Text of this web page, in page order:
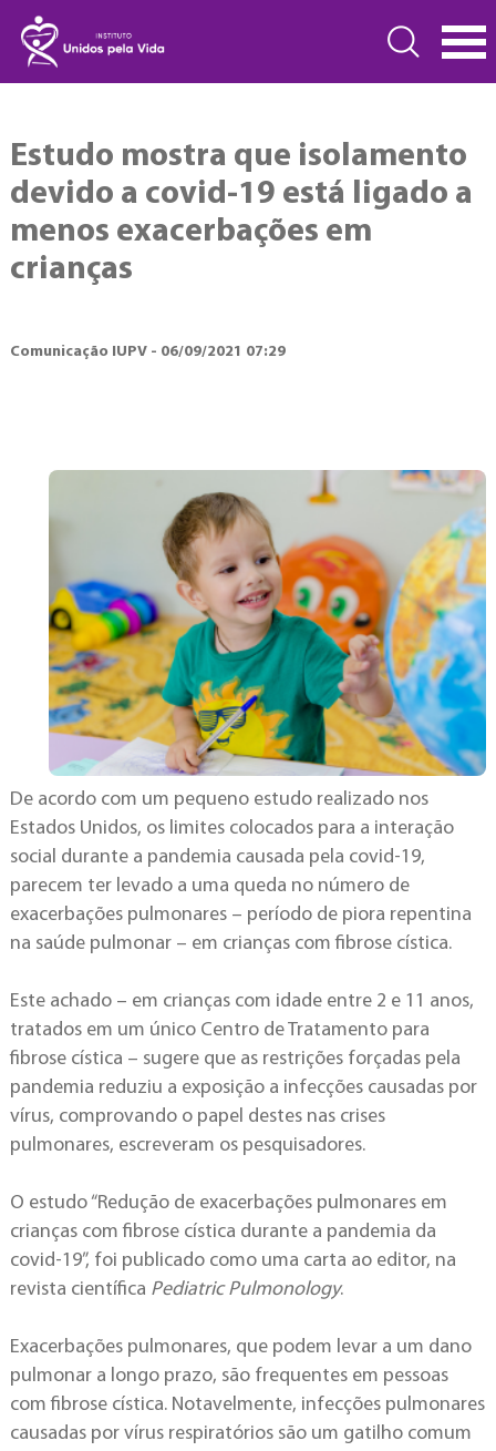
Estudo mostra que isolamento
devido a covid-19 está ligado a
menos exacerbações em
crianças
Comunicação IUPV - 06/09/2021 07:29
De acordo com um pequeno estudo realizado nos
Estados Unidos, os limites colocados para a interação
social durante a pandemia causada pela covid-19,
parecem ter levado a uma queda no número de
exacerbações pulmonares – período de piora repentina
na saúde pulmonar – em crianças com fibrose cística.
Este achado – em crianças com idade entre 2 e 11 anos,
tratados em um único Centro de Tratamento para
fibrose cística – sugere que as restrições forçadas pela
pandemia reduziu a exposição a infecções causadas por
vírus, comprovando o papel destes nas crises
pulmonares, escreveram os pesquisadores.
O estudo “Redução de exacerbações pulmonares em
crianças com fibrose cística durante a pandemia da
covid-19”, foi publicado como uma carta ao editor, na
revista científica Pediatric Pulmonology.
Exacerbações pulmonares, que podem levar a um dano
pulmonar a longo prazo, são frequentes em pessoas
com fibrose cística. Notavelmente, infecções pulmonares
causadas por vírus respiratórios são um gatilho comum